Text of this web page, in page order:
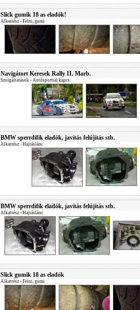
Slick gumik 18 as eladók!
Alkatrész • Felni, gumi
Navigátort Keresek Rally II. Marb.
Szolgáltatások • Autósporttal kapcs.
BMW sperrdifik eladók, javítás felújítás stb.
Alkatrész • Hajtáslánc
BMW sperrdifik eladók, javítás felújítás stb.
Alkatrész • Hajtáslánc
Slick gumik 18 as eladók
Alkatrész • Felni, gumi